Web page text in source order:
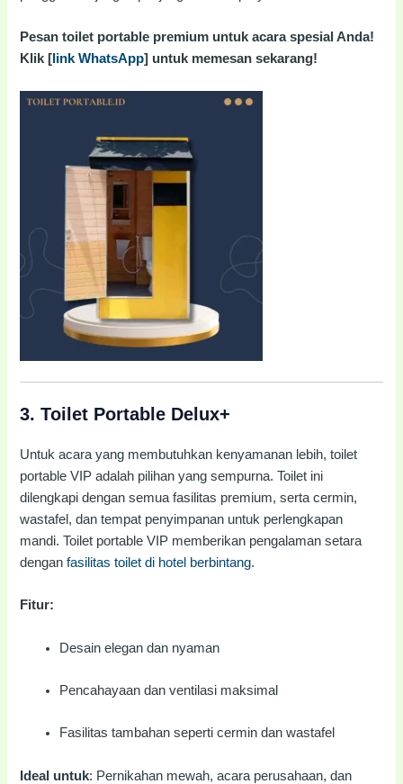
Pesan toilet portable premium untuk acara spesial Anda!
Klik [ link WhatsApp] untuk memesan sekarang!
3.Toilet Portable Delux+
Untuk acara yang membutuhkan kenyamanan lebih, toilet
portable VIP adalah pilihan yang sempurna. Toilet ini
dilengkapi dengan semua fasilitas premium, serta cermin,
wastafel, dan tempat penyimpanan untuk perlengkapan
mandi. Toilet portable VIP memberikan pengalaman setara
denganfasilitas toilet di hotel berbintang.
Fitur:
Desain elegan dan nyaman
Pencahayaan dan ventilasi maksimal
Fasilitas tambahan seperti cermin dan wastafel
Ideal untuk: Pernikahan mewah, acara perusahaan, dan